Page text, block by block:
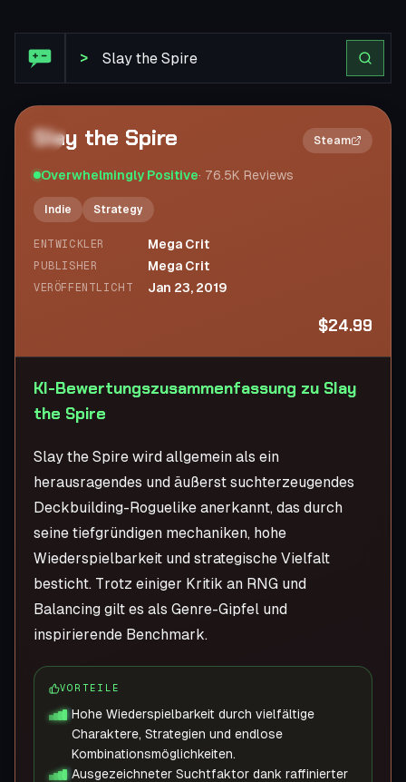
>
2×
Slay the Spire Steam
Overwhelmingly Positive· 76.5K Reviews
Indie Strategy
ENTWICKLER Mega Crit
PUBLISHER Mega Crit
VERÖFFENTLICHT Jan 23, 2019
$24.99
KI-Bewertungszusammenfassung zu Slay
the Spire
Slay the Spire wird allgemein als ein
herausragendes und äußerst suchterzeugendes
Deckbuilding-Roguelike anerkannt, das durch
seine tiefgründigen mechaniken, hohe
Wiederspielbarkeit und strategische Vielfalt
besticht. Trotz einiger Kritik an RNG und
Balancing gilt es als Genre-Gipfel und
inspirierende Benchmark.
VORTEILE
Hohe Wiederspielbarkeit durch vielfältige
Charaktere, Strategien und endlose
Kombinationsmöglichkeiten.
Ausgezeichneter Suchtfaktor dank raffinierter